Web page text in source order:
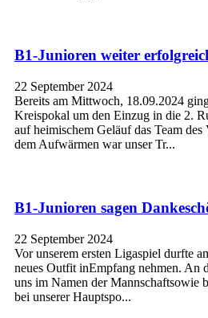
B1-Junioren weiter
22 September 2024
Bereits am Mittwoch, 18.09.2024
Kreispokal um den Einzug in die 2.
auf heimischem Geläuf das Team
dem Aufwärmen war unser Tr...
B1-Junioren sagen
22 September 2024
Vor unserem ersten Ligaspiel durfte
neues Outfit inEmpfang nehmen. An
uns im Namen der Mannschaftsowie
bei unserer Hauptspo...